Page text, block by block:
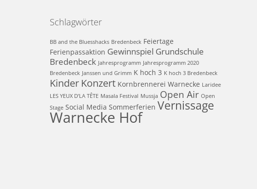
Schlagwörter
BB and the Bluesshacks Bredenbeck Feiertage
Ferienpassaktion Gewinnspiel Grundschule
Bredenbeck Jahresprogramm Jahresprogramm 2020
Bredenbeck Janssen und Grimm K hoch 3 K hoch 3 Bredenbeck
Kinder Konzert Kornbrennerei Warnecke Laridee
LES YEUX D’LA TÊTE Masala Festival Mussja Open Air Open
Stage Social Media Sommerferien Vernissage
Warnecke Hof